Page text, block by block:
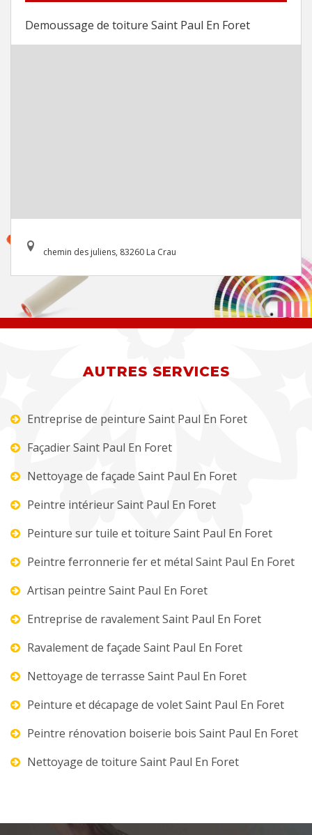
Demoussage de toiture Saint Paul En Foret
chemin des juliens, 83260 La Crau
AUTRES SERVICES
Entreprise de peinture Saint Paul En Foret
Façadier Saint Paul En Foret
Nettoyage de façade Saint Paul En Foret
Peintre intérieur Saint Paul En Foret
Peinture sur tuile et toiture Saint Paul En Foret
Peintre ferronnerie fer et métal Saint Paul En Foret
Artisan peintre Saint Paul En Foret
Entreprise de ravalement Saint Paul En Foret
Ravalement de façade Saint Paul En Foret
Nettoyage de terrasse Saint Paul En Foret
Peinture et décapage de volet Saint Paul En Foret
Peintre rénovation boiserie bois Saint Paul En Foret
Nettoyage de toiture Saint Paul En Foret